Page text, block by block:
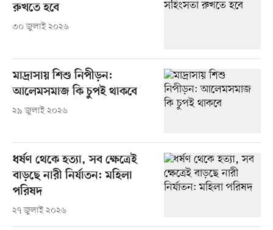
রুখতে হবে
৩০ জুলাই ২০২৬
মাদ্রাসায় শিশু নিপীড়ন:
আলেমসমাজ কি চুপই থাকবে
২৯ জুলাই ২০২৬
ধর্ষণ থেকে হত্যা, সব ক্ষেত্রেই
বাড়ছে নারী নির্যাতন: মহিলা
পরিষদ
২৭ জুলাই ২০২৬